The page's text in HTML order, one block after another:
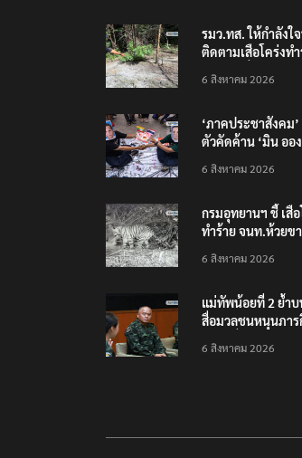
รมว.ทส. ให้กำลังใ
ติดตามเสือโคร่งท
6 สิงหาคม 2026
‘ภาคประชาสังคม’
ตัวคัดค้าน ‘มิน ออง
ต้อนรับอาชญากร’
6 สิงหาคม 2026
กรมอุทยานฯ ชี้ เสือ
ทำร้าย จนท.ห้วยข
บังเอิญ ไม่เข้าข่าย ‘
6 สิงหาคม 2026
แม่ทัพน้อยที่ 2 ย้ำ
สื่อมวลชนหนุนภาร
6 สิงหาคม 2026